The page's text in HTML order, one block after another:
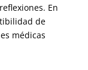
En
de
médicas